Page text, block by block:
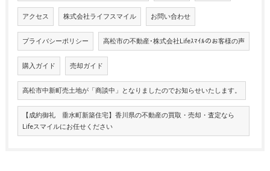
アクセス 株式会社ライフスマイル お問い合わせ
プライバシーポリシー 高松市の不動産･株式会社Lifeｽﾏｲﾙのお客様の声
購入ガイド 売却ガイド
高松市中新町売土地が「商談中」となりましたのでお知らせいたします。
【成約御礼 垂水町新築住宅】香川県の不動産の買取・売却・査定なら
Lifeスマイルにお任せください